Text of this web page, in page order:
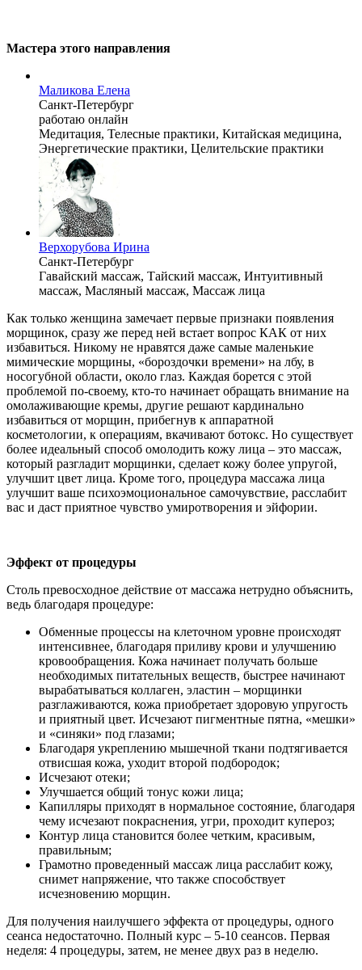
Мастера этого направления
Маликова Елена
Санкт-Петербург
работаю онлайн
Медитация, Телесные практики, Китайская медицина,
Энергетические практики, Целительские практики
Верхорубова Ирина
Санкт-Петербург
Гавайский массаж, Тайский массаж, Интуитивный
массаж, Масляный массаж, Массаж лица
Как только женщина замечает первые признаки появления
морщинок, сразу же перед ней встает вопрос КАК от них
избавиться. Никому не нравятся даже самые маленькие
мимические морщины, «бороздочки времени» на лбу, в
носогубной области, около глаз. Каждая борется с этой
проблемой по-своему, кто-то начинает обращать внимание на
омолаживающие кремы, другие решают кардинально
избавиться от морщин, прибегнув к аппаратной
косметологии, к операциям, вкачивают ботокс. Но существует
более идеальный способ омолодить кожу лица – это массаж,
который разгладит морщинки, сделает кожу более упругой,
улучшит цвет лица. Кроме того, процедура массажа лица
улучшит ваше психоэмоциональное самочувствие, расслабит
вас и даст приятное чувство умиротворения и эйфории.
Эффект от процедуры
Столь превосходное действие от массажа нетрудно объяснить,
ведь благодаря процедуре:
Обменные процессы на клеточном уровне происходят
интенсивнее, благодаря приливу крови и улучшению
кровообращения. Кожа начинает получать больше
необходимых питательных веществ, быстрее начинают
вырабатываться коллаген, эластин – морщинки
разглаживаются, кожа приобретает здоровую упругость
и приятный цвет. Исчезают пигментные пятна, «мешки»
и «синяки» под глазами;
Благодаря укреплению мышечной ткани подтягивается
отвисшая кожа, уходит второй подбородок;
Исчезают отеки;
Улучшается общий тонус кожи лица;
Капилляры приходят в нормальное состояние, благодаря
чему исчезают покраснения, угри, проходит купероз;
Контур лица становится более четким, красивым,
правильным;
Грамотно проведенный массаж лица расслабит кожу,
снимет напряжение, что также способствует
исчезновению морщин.
Для получения наилучшего эффекта от процедуры, одного
сеанса недостаточно. Полный курс – 5-10 сеансов. Первая
неделя: 4 процедуры, затем, не менее двух раз в неделю.